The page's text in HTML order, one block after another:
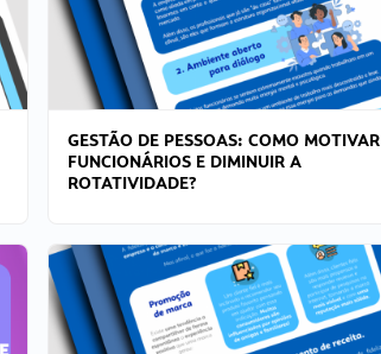
GESTÃO DE PESSOAS: COMO MOTIVAR
FUNCIONÁRIOS E DIMINUIR A
ROTATIVIDADE?